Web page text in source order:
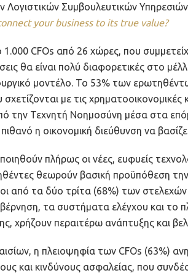
Λογιστικών Συμβουλευτικών
your business to its true value?
1.000 CFOs από 26 χώρες, που
θα είναι πολύ διαφορετικές στο
μοντέλο. Το 53% των
σχετίζονται με τις
την Τεχνητή Νοημοσύνη μέσα στα
πιθανό η οικονομική διεύθυνση να
πλήρως οι νέες, ευφυείς
θεωρούν βασική προϋπόθεση
από τα δύο τρίτα (68%) των
τα συστήματα ελέγχου και το
χρήζουν περαιτέρω ανάπτυξης και
η πλειοψηφία των CFOs (63%)
και κινδύνους ασφαλείας, που